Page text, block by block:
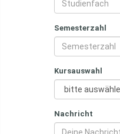
Semesterzahl
Kursauswahl
Nachricht